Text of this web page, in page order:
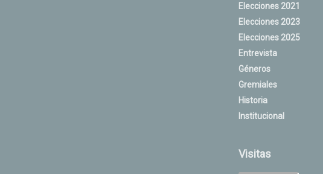
Elecciones 2021
Elecciones 2023
Elecciones 2025
Entrevista
Géneros
Gremiales
Historia
Institucional
Visitas